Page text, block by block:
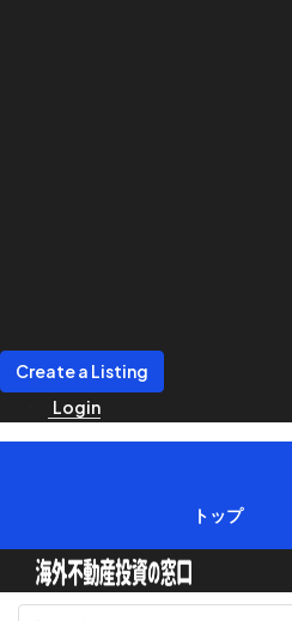
Create a Listing
Login
トップ